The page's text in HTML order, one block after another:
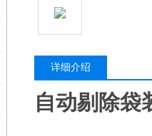
详细介绍
自动剔除袋